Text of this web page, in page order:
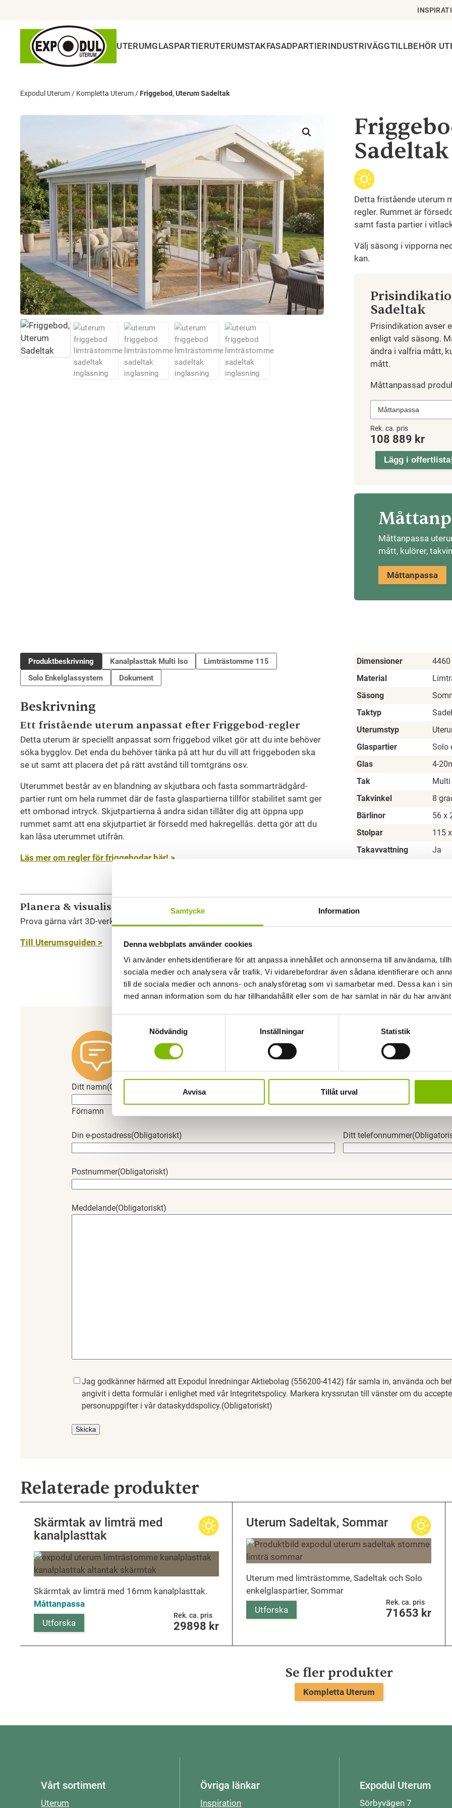
Samtycke Information
Denna webbplats använder cookies
Vi använder enhetsidentifierare för att anpassa innehållet och annonserna till användarna,
sociala medier och analysera vår trafik. Vi vidarebefordrar även sådana identifierare och
till de sociala medier och annons- och analysföretag som vi samarbetar med. Dessa kan i
med annan information som du har tillhandahållit eller som de har samlat in när du har
Nödvändig
Inställningar Statistik
Avvisa Tillåt urval
UTERUMGLASPARTIERUTERUMSTAKFASADPARTIERINDUSTRIVÄGGTILLBEHÖR
Expodul Uterum / Kompletta Uterum / Friggebod, Uterum Sadeltak
Sadeltak
Detta fristående uterum
regler. Rummet är
samt fasta partier i
Välj säsong i vipporna
kan.
Sadeltak
Prisindikation avser
enligt vald säsong.
ändra i valfria mått,
mått.
Måttanpassad
Friggebod,
Uterum
Sadeltak
mängd
Rek. ca. pris
108 889 kr
Lägg i offertlista
Måttanpassa
mått, kulörer,
Måttanpassa
Produktbeskrivning Kanalplasttak Multi Iso
Limträstomme 115
Solo Enkelglassystem
Dokument
Beskrivning
Ett fristående uterum anpassat efter Friggebod-regler
Detta uterum är speciellt anpassat som friggebod vilket gör att du inte behöver
söka bygglov. Det enda du behöver tänka på att hur du vill att friggeboden ska
se ut samt att placera det på rätt avstånd till tomtgräns osv.
Uterummet består av en blandning av skjutbara och fasta sommarträdgård-
partier runt om hela rummet där de fasta glaspartierna tillför stabilitet samt ger
ett ombonad intryck. Skjutpartierna å andra sidan tillåter dig att öppna upp
rummet samt att ena skjutpartiet är försedd med hakregellås. detta gör att du
kan låsa uterummet utifrån.
Läs mer om regler för friggebodar här! >
Planera & visualisera ditt drömprojekt
Prova gärna vårt 3D-verktyg för att bygga ditt måttanpassade uterum online!
Till Uterumsguiden >
Dimensioner
Material
Säsong
Taktyp
Uterumstyp
Glaspartier
Solo
Glas
4-
Tak
Takvinkel
8
Bärlinor
56 x
Stolpar
115
Takavvattning
Ja
Har du en fråga om produkten?
Ditt namn(Obligatoriskt)
Förnamn
Din e-postadress(Obligatoriskt) Ditt telefonnummer
Postnummer(Obligatoriskt)
Meddelande(Obligatoriskt)
Samtycke(Obligatoriskt)
Jag godkänner härmed att Expodul Inredningar Aktiebolag (556200-4142) får samla in, använda och
angivit i detta formulär i enlighet med vår Integritetspolicy. Markera kryssrutan till vänster om du
personuppgifter i vår dataskyddspolicy.(Obligatoriskt)
Relaterade produkter
Skärmtak av limträ med
kanalplasttak
Skärmtak av limträ med 16mm kanalplasttak.
Måttanpassa
Utforska
Rek. ca. pris
29898 kr
Uterum Sadeltak, Sommar
Uterum med limträstomme, Sadeltak och Solo
enkelglaspartier, Sommar
Utforska
Rek. ca. pris
71653 kr
Se fler produkter
Kompletta Uterum
Vårt sortiment
Uterum
Övriga länkar
Inspiration
Expodul Uterum
Sörbyvägen 7